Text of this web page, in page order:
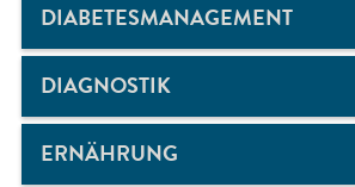
DIABETESMANAGEMENT
DIAGNOSTIK
ERNÄHRUNG